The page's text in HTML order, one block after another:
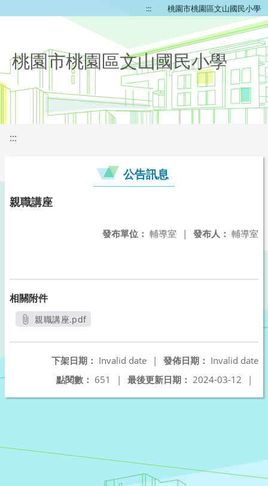
::: 桃園市桃園區文山國民小學
桃園市桃園區文山國民小學
:::
公告訊息
親職講座
發布人： 輔導室
發布單位： 輔導室 |
相關附件
親職講座.pdf
發佈日期： Invalid date
下架日期： Invalid date
|
最後更新日期： 2024-03-12 |
點閱數： 651 |